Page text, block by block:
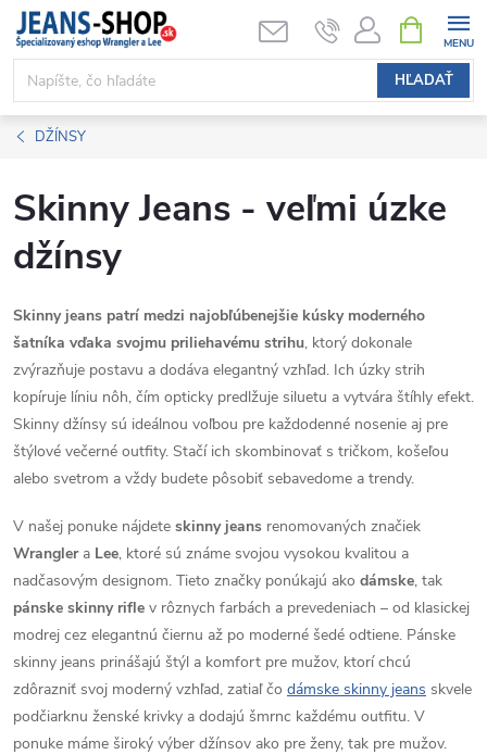
Prejsť
obsah
HĽADAŤ
KOŠÍK
DŽÍNSY
Skinny Jeans - veľmi úzke
džínsy
Skinny jeans patrí medzi najobľúbenejšie kúsky moderného
šatníka vďaka svojmu priliehavému strihu, ktorý dokonale
zvýrazňuje postavu a dodáva elegantný vzhľad. Ich úzky strih
kopíruje líniu nôh, čím opticky predlžuje siluetu a vytvára štíhly efekt.
Skinny džínsy sú ideálnou voľbou pre každodenné nosenie aj pre
štýlové večerné outfity. Stačí ich skombinovať s tričkom, košeľou
alebo svetrom a vždy budete pôsobiť sebavedome a trendy.
V našej ponuke nájdete skinny jeans renomovaných značiek
Wrangler a Lee, ktoré sú známe svojou vysokou kvalitou a
nadčasovým designom. Tieto značky ponúkajú ako dámske, tak
pánske skinny rifle v rôznych farbách a prevedeniach – od klasickej
modrej cez elegantnú čiernu až po moderné šedé odtiene. Pánske
skinny jeans prinášajú štýl a komfort pre mužov, ktorí chcú
zdôrazniť svoj moderný vzhľad, zatiaľ čo dámske skinny jeans skvele
podčiarknu ženské krivky a dodajú šmrnc každému outfitu. V
ponuke máme široký výber džínsov ako pre ženy, tak pre mužov.